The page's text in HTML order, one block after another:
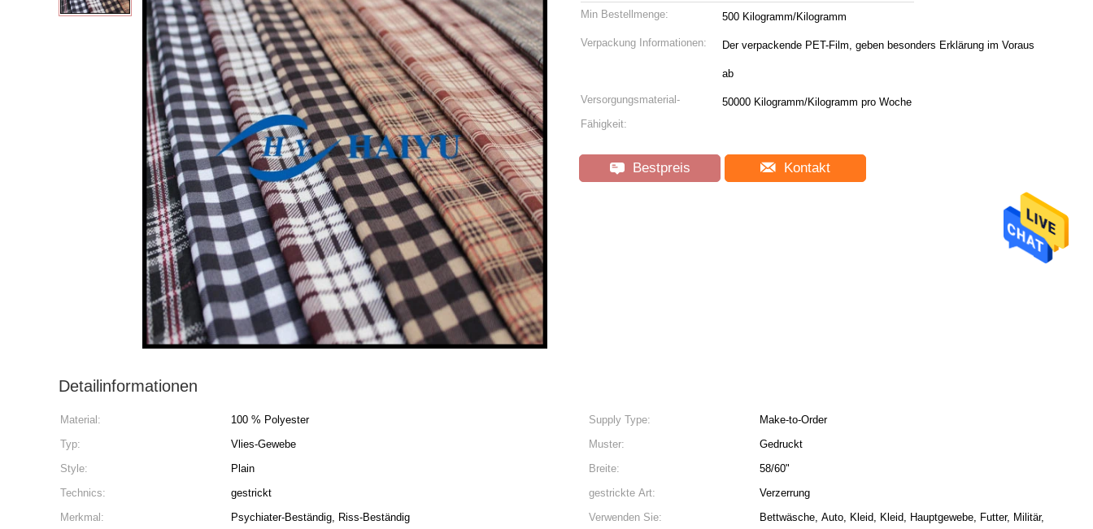
Min Bestellmenge: 500 Kilogramm/Kilogramm
Verpackung Informationen: Der verpackende PET-Film, geben besonders Erklärung im Voraus
ab
Versorgungsmaterial-
Fähigkeit:
50000 Kilogramm/Kilogramm pro Woche
Bestpreis Kontakt
Detailinformationen
Material: 100 % Polyester Supply Type:
Make-to-Order
Typ:
Vlies-Gewebe Muster:
Gedruckt
Style:
Plain Breite:
58/60"
Technics:
gestrickt gestrickte Art:
Verzerrung
Merkmal:
Psychiater-Beständig, Riss-Beständig Verwenden Sie:
Bettwäsche, Auto, Kleid, Kleid, Hauptgewebe, Futter, Militär,